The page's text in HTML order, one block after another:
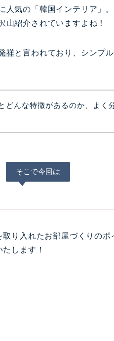
エアリゾームマガジン
人気の